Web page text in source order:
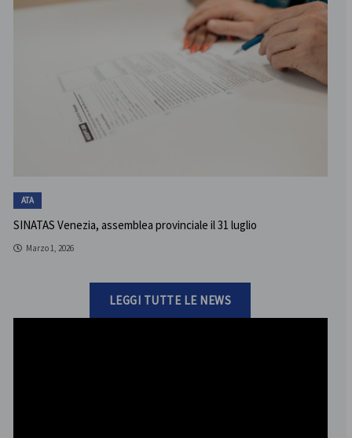
ATA
SINATAS Venezia, assemblea provinciale il 31 luglio
Marzo 1, 2026
LEGGI TUTTE LE NEWS